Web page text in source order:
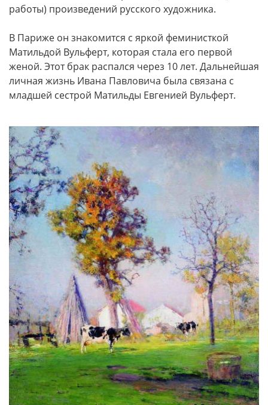
работы) произведений русского художника.
В Париже он знакомится с яркой феминисткой
Матильдой Вульферт, которая стала его первой
женой. Этот брак распался через 10 лет. Дальнейшая
личная жизнь Ивана Павловича была связана с
младшей сестрой Матильды Евгенией Вульферт.